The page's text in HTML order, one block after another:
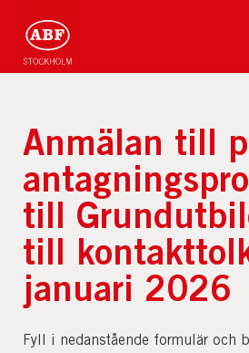
Anmälan till
till
till
januari 2026
Fyll i nedanstående formulär och